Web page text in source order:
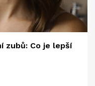
zubů: Co je lepší